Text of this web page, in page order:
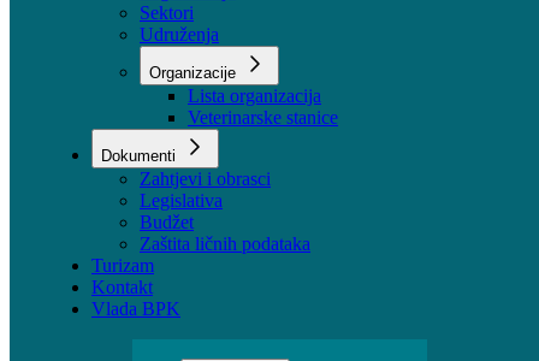
Ministar
Nadležnosti
Sektori
Udruženja
Organizacije
Lista organizacija
Veterinarske stanice
Dokumenti
Zahtjevi i obrasci
Legislativa
Budžet
Zaštita ličnih podataka